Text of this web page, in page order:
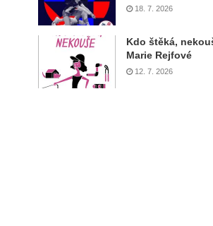
18. 7. 2026
Kdo štěká,
Marie Rejfové
12. 7. 2026